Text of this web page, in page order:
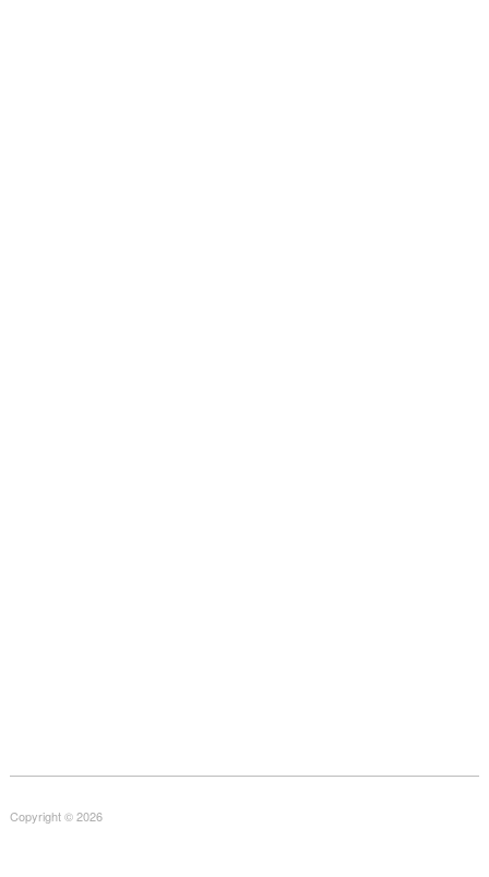
Copyright © 2026